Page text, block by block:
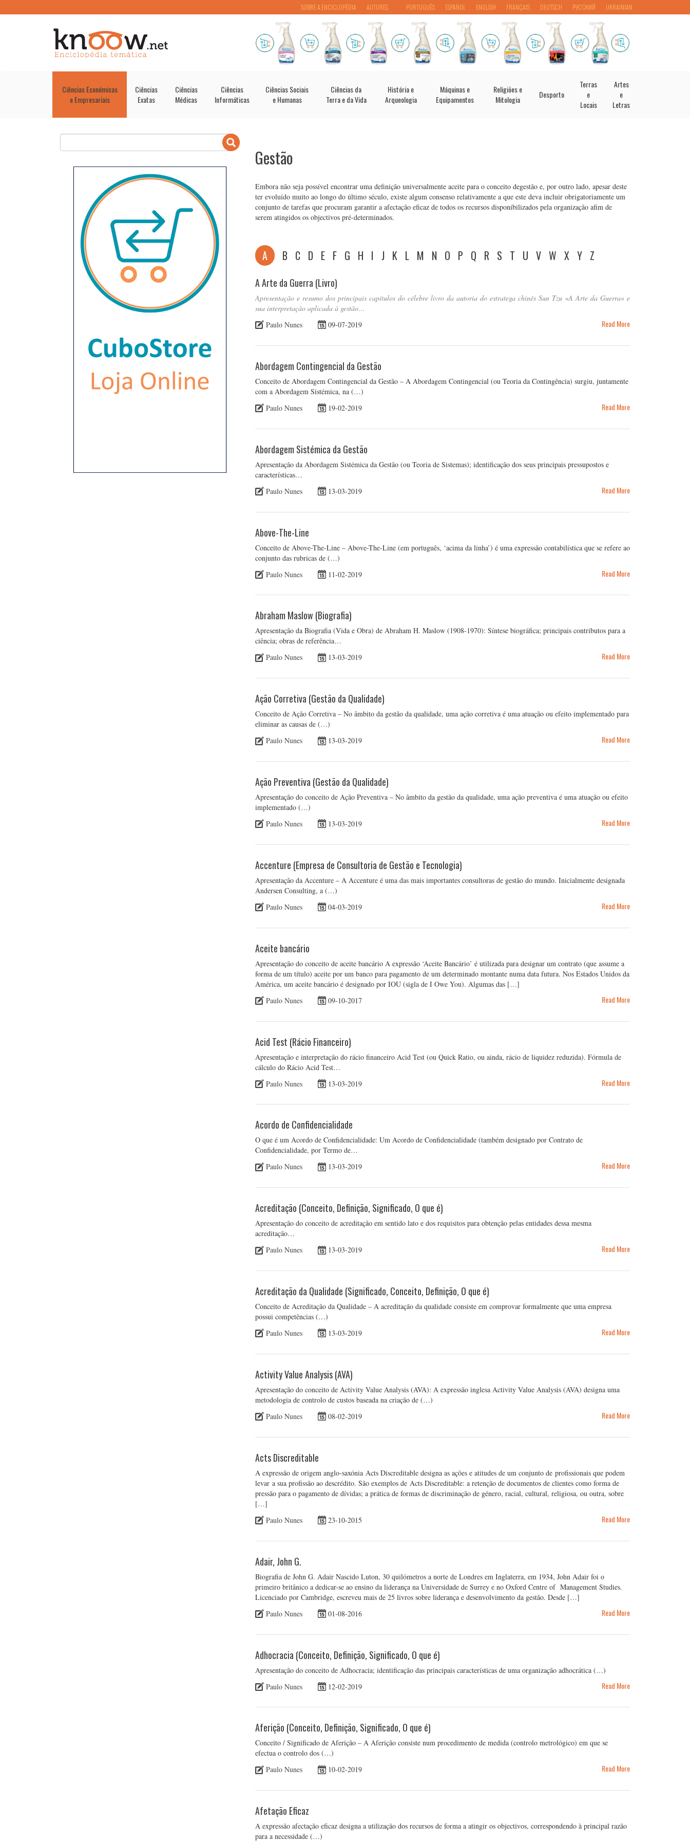
PORTUGUÊS ESPAÑOL ENGLISH FRANÇAIS DEUTSCH РУССКИЙ UKRAINIAN
SOBRE A ENCICLOPÉDIA AUTORES
Ciências Económicas
e Empresariais
Ciências
Exatas
Ciências
Médicas
Ciências
Informáticas
Ciências Sociais
e Humanas
Ciências da
Terra e da Vida
História e
Arqueologia
Máquinas e
Equipamentos
Religiões e
Mitologia
Desporto
Terras
e
Locais
Artes
e
Letras
Gestão
Embora não seja possível encontrar uma definição universalmente aceite para o conceito degestão e, por outro lado, apesar deste
ter evoluído muito ao longo do último século, existe algum consenso relativamente a que este deva incluir obrigatoriamente um
conjunto de tarefas que procuram garantir a afectação eficaz de todos os recursos disponibilizados pela organização afim de
serem atingidos os objectivos pré-determinados.
A B C D E F G H I J K L M N O P Q R S T U V W X Y Z
A Arte da Guerra (Livro)
Apresentação e resumo dos principais capítulos do célebre livro da autoria do estratega chinês Sun Tzu «A Arte da Guerra» e
sua interpretação aplicada à gestão…
Paulo Nunes
09-07-2019 Read More
Abordagem Contingencial da Gestão
Conceito de Abordagem Contingencial da Gestão – A Abordagem Contingencial (ou Teoria da Contingência) surgiu, juntamente
com a Abordagem Sistémica, na (…)
Paulo Nunes
19-02-2019 Read More
Abordagem Sistémica da Gestão
Apresentação da Abordagem Sistémica da Gestão (ou Teoria de Sistemas); identificação dos seus principais pressupostos e
características…
Paulo Nunes
13-03-2019 Read More
Above-The-Line
Conceito de Above-The-Line – Above-The-Line (em português, ‘acima da linha’) é uma expressão contabilística que se refere ao
conjunto das rubricas de (…)
Paulo Nunes
11-02-2019 Read More
Abraham Maslow (Biografia)
Apresentação da Biografia (Vida e Obra) de Abraham H. Maslow (1908-1970): Síntese biográfica; principais contributos para a
ciência; obras de referência…
Paulo Nunes
13-03-2019 Read More
Ação Corretiva (Gestão da Qualidade)
Conceito de Ação Corretiva – No âmbito da gestão da qualidade, uma ação corretiva é uma atuação ou efeito implementado para
eliminar as causas de (…)
Paulo Nunes
13-03-2019 Read More
Ação Preventiva (Gestão da Qualidade)
Apresentação do conceito de Ação Preventiva – No âmbito da gestão da qualidade, uma ação preventiva é uma atuação ou efeito
implementado (…)
Paulo Nunes
13-03-2019 Read More
Accenture (Empresa de Consultoria de Gestão e Tecnologia)
Apresentação da Accenture – A Accenture é uma das mais importantes consultoras de gestão do mundo. Inicialmente designada
Andersen Consulting, a (…)
Paulo Nunes
04-03-2019 Read More
Aceite bancário
Apresentação do conceito de aceite bancário A expressão ‘Aceite Bancário’ é utilizada para designar um contrato (que assume a
forma de um título) aceite por um banco para pagamento de um determinado montante numa data futura. Nos Estados Unidos da
América, um aceite bancário é designado por IOU (sigla de I Owe You). Algumas das […]
Paulo Nunes
09-10-2017 Read More
Acid Test (Rácio Financeiro)
Apresentação e interpretação do rácio financeiro Acid Test (ou Quick Ratio, ou ainda, rácio de liquidez reduzida). Fórmula de
cálculo do Rácio Acid Test…
Paulo Nunes
13-03-2019 Read More
Acordo de Confidencialidade
O que é um Acordo de Confidencialidade: Um Acordo de Confidencialidade (também designado por Contrato de
Confidencialidade, por Termo de…
Paulo Nunes
13-03-2019 Read More
Acreditação (Conceito, Definição, Significado, O que é)
Apresentação do conceito de acreditação em sentido lato e dos requisitos para obtenção pelas entidades dessa mesma
acreditação…
Paulo Nunes
13-03-2019 Read More
Acreditação da Qualidade (Significado, Conceito, Definição, O que é)
Conceito de Acreditação da Qualidade – A acreditação da qualidade consiste em comprovar formalmente que uma empresa
possui competências (…)
Paulo Nunes
13-03-2019 Read More
Activity Value Analysis (AVA)
Apresentação do conceito de Activity Value Analysis (AVA): A expressão inglesa Activity Value Analysis (AVA) designa uma
metodologia de controlo de custos baseada na criação de (…)
Paulo Nunes
08-02-2019 Read More
Acts Discreditable
A expressão de origem anglo-saxónia Acts Discreditable designa as ações e atitudes de um conjunto de profissionais que podem
levar a sua profissão ao descrédito. São exemplos de Acts Discreditable: a retenção de documentos de clientes como forma de
pressão para o pagamento de dívidas; a prática de formas de discriminação de género, racial, cultural, religiosa, ou outra, sobre
[…]
Paulo Nunes
23-10-2015 Read More
Adair, John G.
Biografia de John G. Adair Nascido Luton, 30 quilómetros a norte de Londres em Inglaterra, em 1934, John Adair foi o
primeiro britânico a dedicar-se ao ensino da liderança na Universidade de Surrey e no Oxford Centre of Management Studies.
Licenciado por Cambridge, escreveu mais de 25 livros sobre liderança e desenvolvimento da gestão. Desde […]
Paulo Nunes
01-08-2016 Read More
Adhocracia (Conceito, Definição, Significado, O que é)
Apresentação do conceito de Adhocracia; identificação das principais características de uma organização adhocrática (…)
Paulo Nunes
12-02-2019 Read More
Aferição (Conceito, Definição, Significado, O que é)
Conceito / Significado de Aferição – A Aferição consiste num procedimento de medida (controlo metrológico) em que se
efectua o controlo dos (…)
Paulo Nunes
10-02-2019 Read More
Afetação Eficaz
A expressão afectação eficaz designa a utilização dos recursos de forma a atingir os objectivos, correspondendo à principal razão
para a necessidade (…)